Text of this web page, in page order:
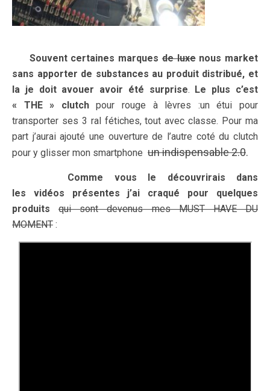
Souvent certaines marquesde luxenous market
sans apporter de substances au produit distribué, et
la je doit avouer avoir été surprise. Le plus c’est
« THE » clutchpour rouge à lèvres :un étui pour
transporter ses 3 ral fétiches, tout avec classe. Pour ma
part j’aurai ajouté une ouverture de l’autre coté du clutch
pour y glisser mon smartphone un indispensable 2.0.
Comme vous le découvrirais dans
les vidéos présentes j’ai craqué pour quelques
produits
qui sont devenus mes MUST HAVE DU
MOMENT :